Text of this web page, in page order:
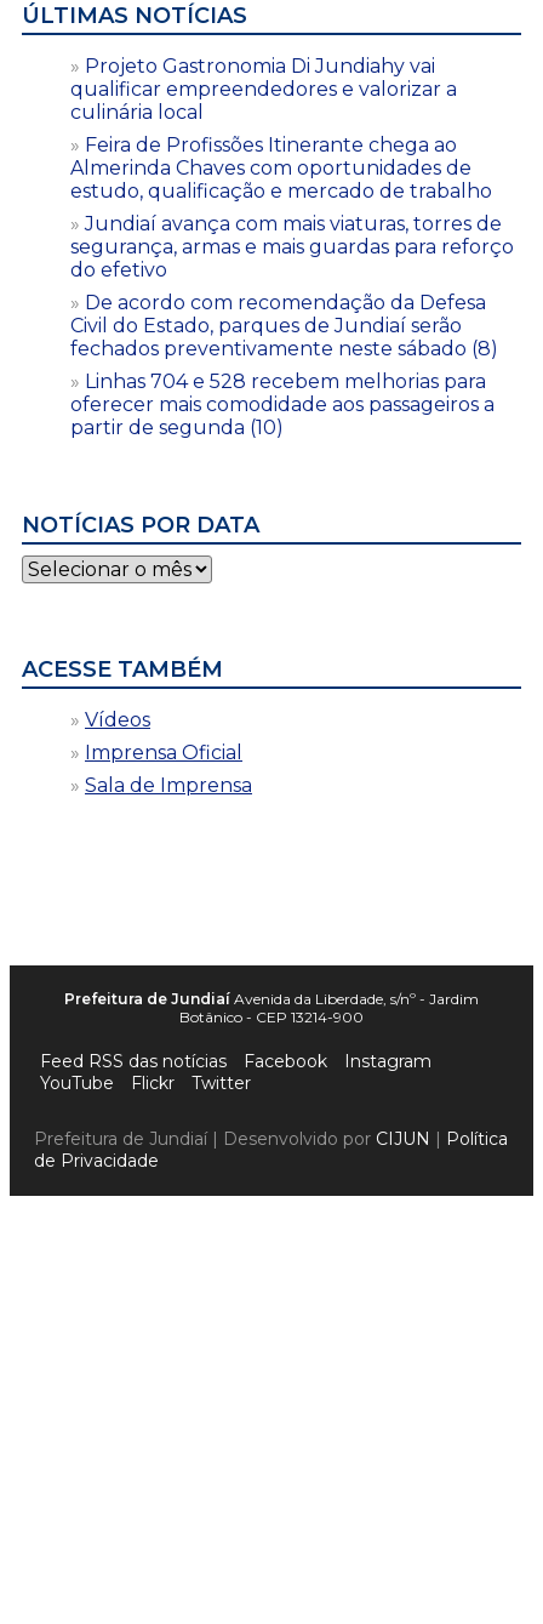
ÚLTIMAS NOTÍCIAS
Projeto Gastronomia Di Jundiahy vai
qualificar empreendedores e valorizar a
culinária local
Feira de Profissões Itinerante chega ao
Almerinda Chaves com oportunidades de
estudo, qualificação e mercado de trabalho
Jundiaí avança com mais viaturas, torres de
segurança, armas e mais guardas para reforço
do efetivo
De acordo com recomendação da Defesa
Civil do Estado, parques de Jundiaí serão
fechados preventivamente neste sábado (8)
Linhas 704 e 528 recebem melhorias para
oferecer mais comodidade aos passageiros a
partir de segunda (10)
NOTÍCIAS POR DATA
Notícias
por
ACESSE TAMBÉM
Vídeos
Imprensa Oficial
Sala de Imprensa
Prefeitura de Jundiaí Avenida da Liberdade, s/nº - Jardim
Botânico - CEP 13214-900
Feed RSS das notícias Facebook
Instagram
YouTube
Flickr Twitter
Prefeitura de Jundiaí | Desenvolvido por CIJUN | Política
de Privacidade